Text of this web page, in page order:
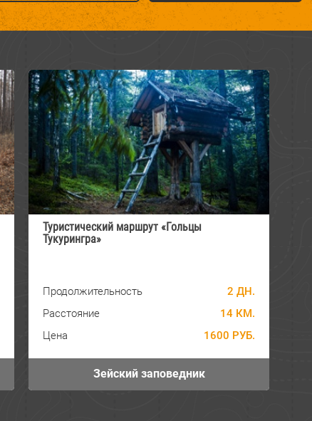
Туристический маршрут «Гольцы
Тукурингра»
Продолжительность
2 ДН.
Расстояние
14 КМ.
Цена
1600 РУБ.
Зейский заповедник